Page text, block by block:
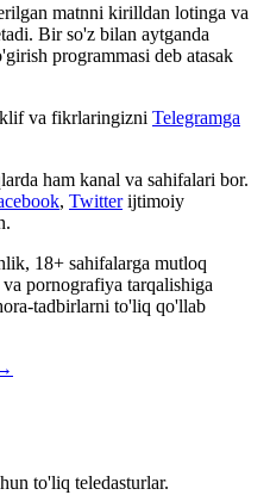
matnni kirilldan lotinga va
Bir so'z bilan aytganda
programmasi deb atasak
va fikrlaringizni Telegramga
ham kanal va sahifalari bor.
, Twitter ijtimoiy
18+ sahifalarga mutloq
pornografiya tarqalishiga
tadbirlarni to'liq qo'llab
to'liq teledasturlar.